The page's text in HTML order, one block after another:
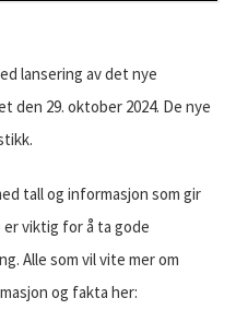
lansering av det nye
den 29. oktober 2024. De nye
tall og informasjon som gir
viktig for å ta gode
Alle som vil vite mer om
og fakta her: